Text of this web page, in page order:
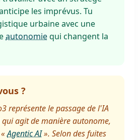
les imprévus. Tu
urbaine avec une
autonomiequi changent la
?
représente le passage de l'IA
agit de manière autonome,
«Agentic AI». Selon des fuites